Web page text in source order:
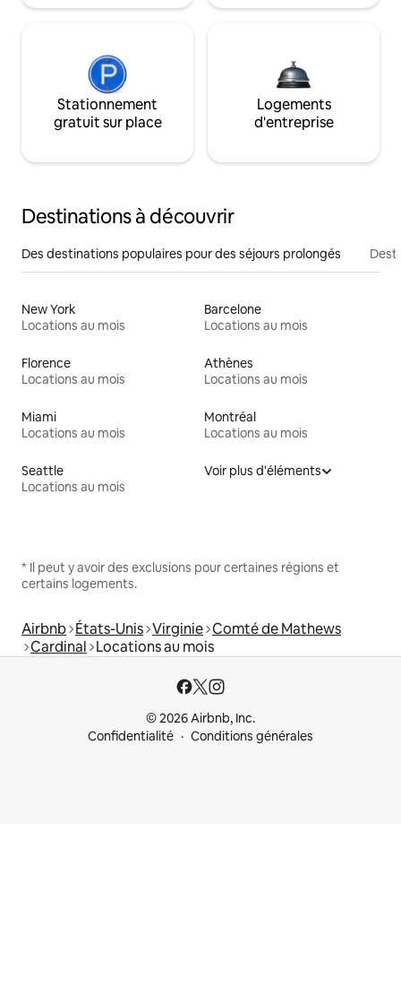
Stationnement
gratuit sur place
Logements
d'entreprise
Destinations à découvrir
Des destinations populaires pour des séjours prolongés
New York
Locations au mois
Barcelone
Locations au mois
Florence
Locations au mois
Athènes
Locations au mois
Miami
Locations au mois
Montréal
Locations au mois
Seattle
Locations au mois
Voir plus d'éléments
* Il peut y avoir des exclusions pour certaines régions et
certains logements.
Airbnb États-Unis Virginie Comté de Mathews
Cardinal Locations au mois
© 2026 Airbnb, Inc.
Confidentialité
Conditions générales